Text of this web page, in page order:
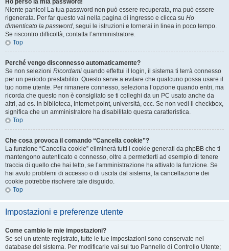
Ho perso la mia password!
Niente panico! La tua password non può essere recuperata, ma può essere
rigenerata. Per far questo vai nella pagina di ingresso e clicca su Ho
dimenticato la password, segui le istruzioni e tornerai in linea in poco tempo.
Se riscontro difficoltà, contatta l’amministratore.
Top
Perché vengo disconnesso automaticamente?
Se non selezioni Ricordami quando effettui il login, il sistema ti terrà connesso
per un periodo prestabilito. Questo serve a evitare che qualcuno possa usare il
tuo nome utente. Per rimanere connesso, seleziona l’opzione quando entri, ma
ricorda che questo non è consigliato se ti colleghi da un PC usato anche da
altri, ad es. in biblioteca, Internet point, università, ecc. Se non vedi il checkbox,
significa che un amministratore ha disabilitato questa caratteristica.
Top
Che cosa provoca il comando “Cancella cookie”?
La funzione “Cancella cookie” eliminerà tutti i cookie generati da phpBB che ti
mantengono autenticato e connesso, oltre a permetterti ad esempio di tenere
traccia di quello che hai letto, se l’amministrazione ha attivato la funzione. Se
hai avuto problemi di accesso o di uscita dal sistema, la cancellazione dei
cookie potrebbe risolvere tale disguido.
Top
Impostazioni e preferenze utente
Come cambio le mie impostazioni?
Se sei un utente registrato, tutte le tue impostazioni sono conservate nel
database del sistema. Per modificarle vai sul tuo Pannello di Controllo Utente;